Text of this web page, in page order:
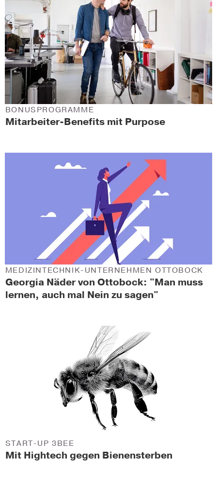
Mitarbeiter-Benefits mit Purpose
BONUSPROGRAMME
Georgia Näder von Ottobock: "Man muss
lernen, auch mal Nein zu sagen"
MEDIZINTECHNIK-UNTERNEHMEN OTTOBOCK
Mit Hightech gegen Bienensterben
START-UP 3BEE